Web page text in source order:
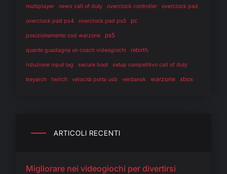
multiplayer news call of duty overclock controller overclock pad
overclock pad ps4 overclock pad ps5 pc
posizionamento cod warzone ps5
quanto guadagna un coach videogiochi rebirth
riduzione input lag secure boot setup competitivo call of duty
treyarch twitch velocità porta usb verdansk warzone xbox
ARTICOLI RECENTI
Migliorare nei videogiochi per divertirsi